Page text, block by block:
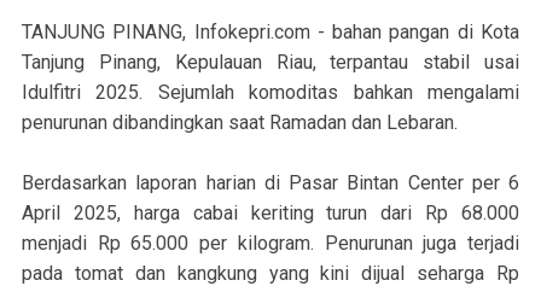
TANJUNG PINANG, Infokepri.com - bahan pangan di Kota
Tanjung Pinang, Kepulauan Riau, terpantau stabil usai
Idulfitri 2025. Sejumlah komoditas bahkan mengalami
penurunan dibandingkan saat Ramadan dan Lebaran.
Berdasarkan laporan harian di Pasar Bintan Center per 6
April 2025, harga cabai keriting turun dari Rp 68.000
menjadi Rp 65.000 per kilogram. Penurunan juga terjadi
pada tomat dan kangkung yang kini dijual seharga Rp